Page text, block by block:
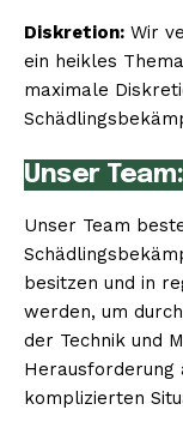
Diskretion: Wir
ein heikles
maximale
Unser Team:
Unser Team
besitzen und in
werden, um
der Technik und
Herausforderung
komplizierten